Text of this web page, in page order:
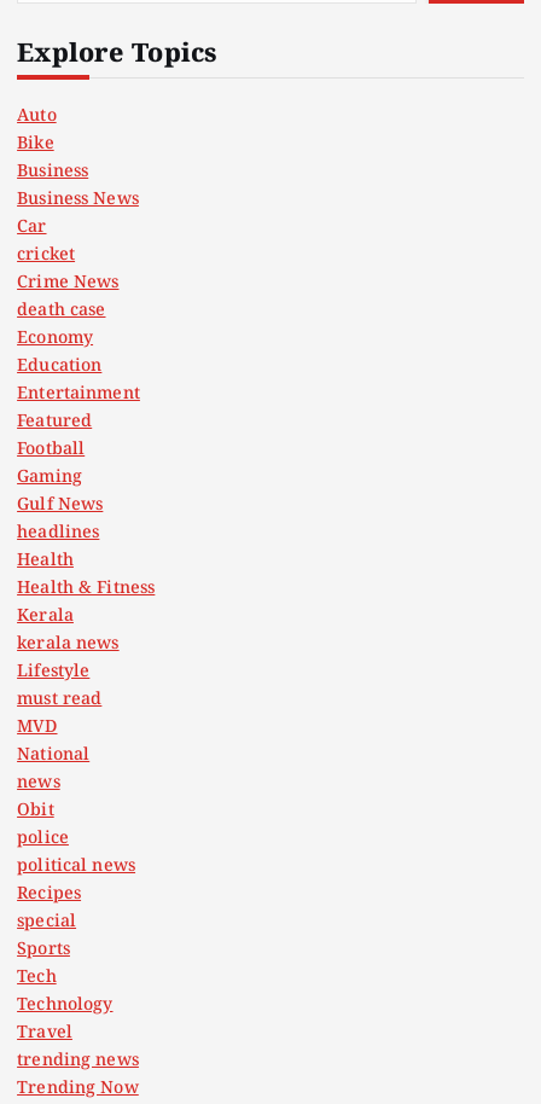
Explore Topics
Auto
Bike
Business
Business News
Car
cricket
Crime News
death case
Economy
Education
Entertainment
Featured
Football
Gaming
Gulf News
headlines
Health
Health & Fitness
Kerala
kerala news
Lifestyle
must read
MVD
National
news
Obit
police
political news
Recipes
special
Sports
Tech
Technology
Travel
trending news
Trending Now